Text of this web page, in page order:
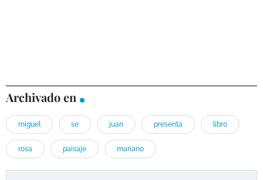
Archivado en
miguel se juan presenta libro
rosa paisaje mariano